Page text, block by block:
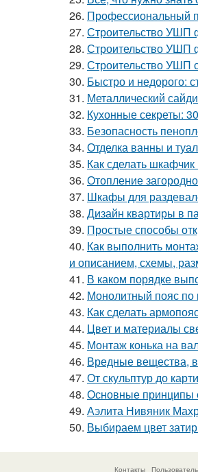
26. Профессиональный
27. Строительство УШП
28. Строительство УШП
29. Строительство УШП
30. Быстро и недорого:
31. Металлический
32. Кухонные секреты:
33. Безопасность
34. Отделка ванны и
35. Как сделать
36. Отопление
37. Шкафы для
38. Дизайн квартиры в
39. Простые способы
40. Как выполнить
и описанием, схемы,
41. В каком порядке
42. Монолитный пояс по
43. Как сделать
44. Цвет и материалы
45. Монтаж конька на
46. Вредные вещества,
47. От скульптур до
48. Основные принципы
49. Аэлита Нивяник
50. Выбираем цвет
Контакты